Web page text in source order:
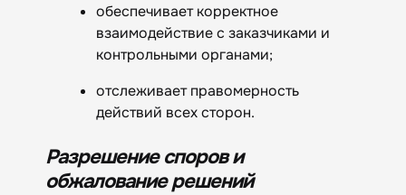
обеспечивает корректное
взаимодействие с заказчиками и
контрольными органами;
отслеживает правомерность
действий всех сторон.
Разрешение споров и
обжалование решений